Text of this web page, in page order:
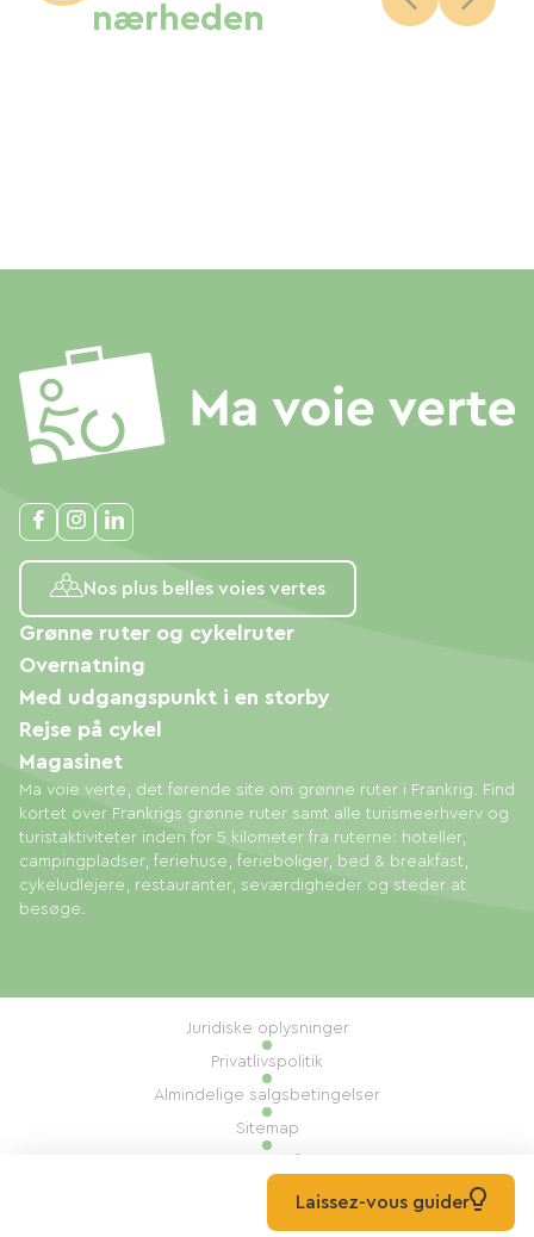
nærheden
Nos plus belles voies vertes
Ma voie verte, det førende site om grønne ruter i Frankrig. Find
kortet over Frankrigs grønne ruter samt alle turismeerhverv og
turistaktiviteter inden for 5 kilometer fra ruterne: hoteller,
campingpladser, feriehuse, ferieboliger, bed & breakfast,
cykeludlejere, restauranter, seværdigheder og steder at
besøge.
Grønne ruter og cykelruter
Overnatning
Med udgangspunkt i en storby
Rejse på cykel
Magasinet
© 2026 Ma Voie Verte Alle rettigheder forbeholdes
Juridiske oplysninger
Privatlivspolitik
Almindelige salgsbetingelser
Sitemap
Udført af: Mill, PrivasLaissez-vous guider